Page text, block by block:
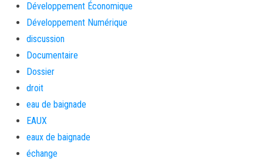
Développement Économique
Développement Numérique
discussion
Documentaire
Dossier
droit
eau de baignade
EAUX
eaux de baignade
échange